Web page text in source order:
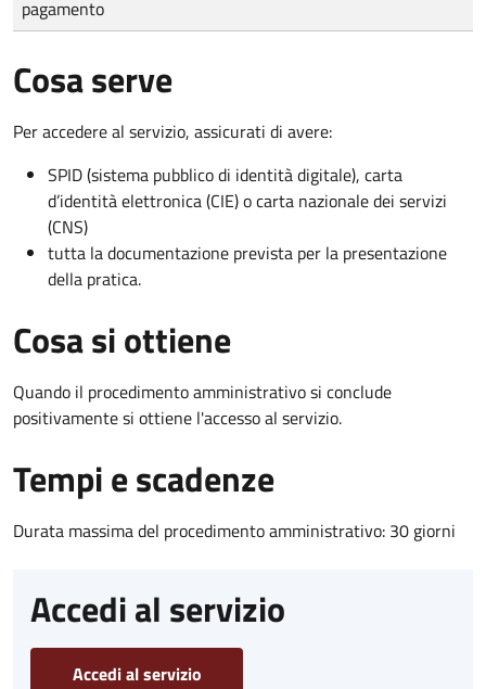
pagamento
Cosa serve
Per accedere al servizio, assicurati di avere:
SPID (sistema pubblico di identità digitale), carta
d’identità elettronica (CIE) o carta nazionale dei servizi
(CNS)
tutta la documentazione prevista per la presentazione
della pratica.
Cosa si ottiene
Quando il procedimento amministrativo si conclude
positivamente si ottiene l'accesso al servizio.
Tempi e scadenze
Durata massima del procedimento amministrativo: 30 giorni
Accedi al servizio
Accedi al servizio